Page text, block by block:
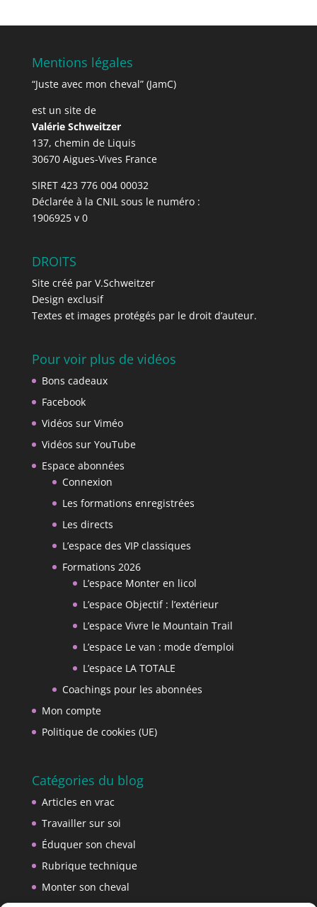
Mentions légales
“Juste avec mon cheval” (JamC)
est un site de
Valérie Schweitzer
137, chemin de Liquis
30670 Aigues-Vives France
SIRET 423 776 004 00032
Déclarée à la CNIL sous le numéro :
1906925 v 0
DROITS
Site créé par V.Schweitzer
Design exclusif
Textes et images protégés par le droit d’auteur.
Pour voir plus de vidéos
Bons cadeaux
Facebook
Vidéos sur Viméo
Vidéos sur YouTube
Espace abonnées
Connexion
Les formations enregistrées
Les directs
L’espace des VIP classiques
Formations 2026
L’espace Monter en licol
L’espace Objectif : l’extérieur
L’espace Vivre le Mountain Trail
L’espace Le van : mode d’emploi
L’espace LA TOTALE
Coachings pour les abonnées
Mon compte
Politique de cookies (UE)
Catégories du blog
Articles en vrac
Travailler sur soi
Éduquer son cheval
Rubrique technique
Monter son cheval